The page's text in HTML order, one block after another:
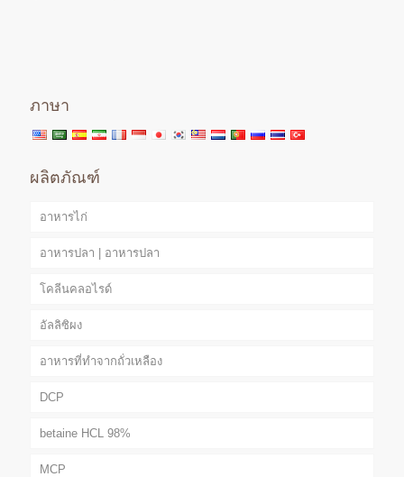
ภาษา
ผลิตภัณฑ์
อาหารไก่
อาหารปลา | อาหารปลา
โคลีนคลอไรด์
อัลลิซิผง
อาหารที่ทำจากถั่วเหลือง
DCP
betaine HCL 98%
MCP